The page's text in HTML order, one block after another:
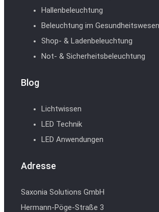
Hallenbeleuchtung
Beleuchtung im Gesundheitswesen
Shop- & Ladenbeleuchtung
Not- & Sicherheitsbeleuchtung
Blog
Lichtwissen
LED Technik
LED Anwendungen
Adresse
Saxonia Solutions GmbH
Hermann-Pöge-Straße 3